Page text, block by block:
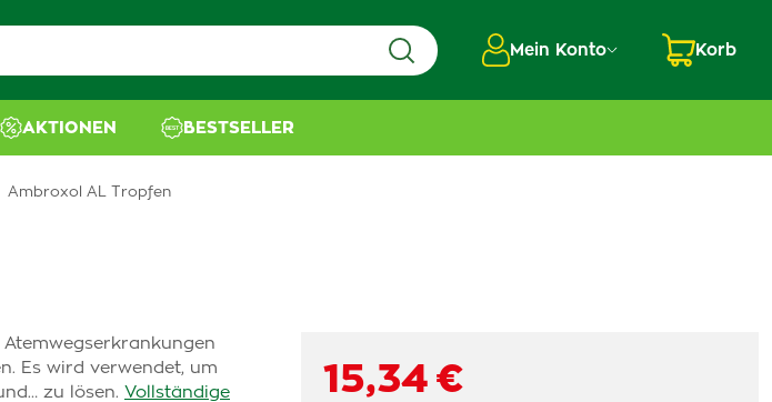
Mein Konto Korb
AKTIONEN BESTSELLER
Ambroxol AL Tropfen
Atemwegserkrankungen
Es wird verwendet, um
zu lösen. Vollständige
15,34 €